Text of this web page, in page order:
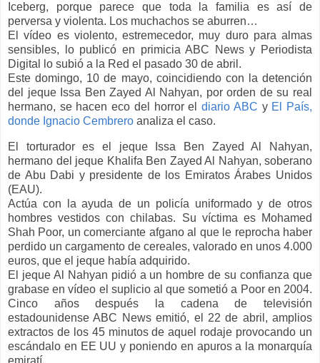
Iceberg, porque parece que toda la familia es así de
perversa y violenta. Los muchachos se aburren…
El vídeo es violento, estremecedor, muy duro para almas
sensibles, lo publicó en primicia ABC News y Periodista
Digital lo subió a la Red el pasado 30 de abril.
Este domingo, 10 de mayo, coincidiendo con la detención
del jeque Issa Ben Zayed Al Nahyan, por orden de su real
hermano, se hacen eco del horror eldiario ABC y El País,
donde Ignacio Cembrero analiza el caso.
El torturador es el jeque Issa Ben Zayed Al Nahyan,
hermano del jeque Khalifa Ben Zayed Al Nahyan, soberano
de Abu Dabi y presidente de los Emiratos Árabes Unidos
(EAU).
Actúa con la ayuda de un policía uniformado y de otros
hombres vestidos con chilabas. Su víctima es Mohamed
Shah Poor, un comerciante afgano al que le reprocha haber
perdido un cargamento de cereales, valorado en unos 4.000
euros, que el jeque había adquirido.
El jeque Al Nahyan pidió a un hombre de su confianza que
grabase en vídeo el suplicio al que sometió a Poor en 2004.
Cinco años después la cadena de televisión
estadounidense ABC News emitió, el 22 de abril, amplios
extractos de los 45 minutos de aquel rodaje provocando un
escándalo en EE UU y poniendo en apuros a la monarquía